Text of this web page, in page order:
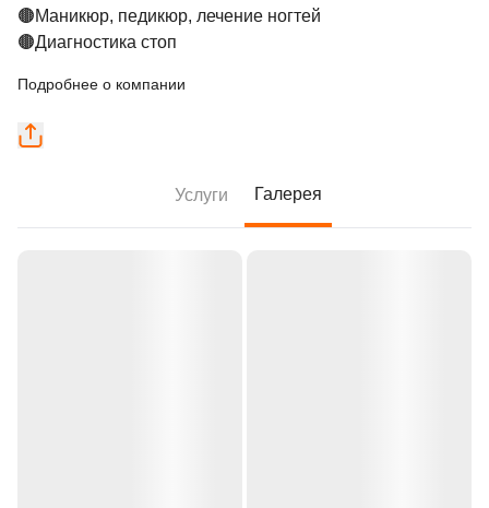
🟤Маникюр, педикюр, лечение ногтей
🟤Диагностика стоп
Подробнее о компании
Услуги Галерея